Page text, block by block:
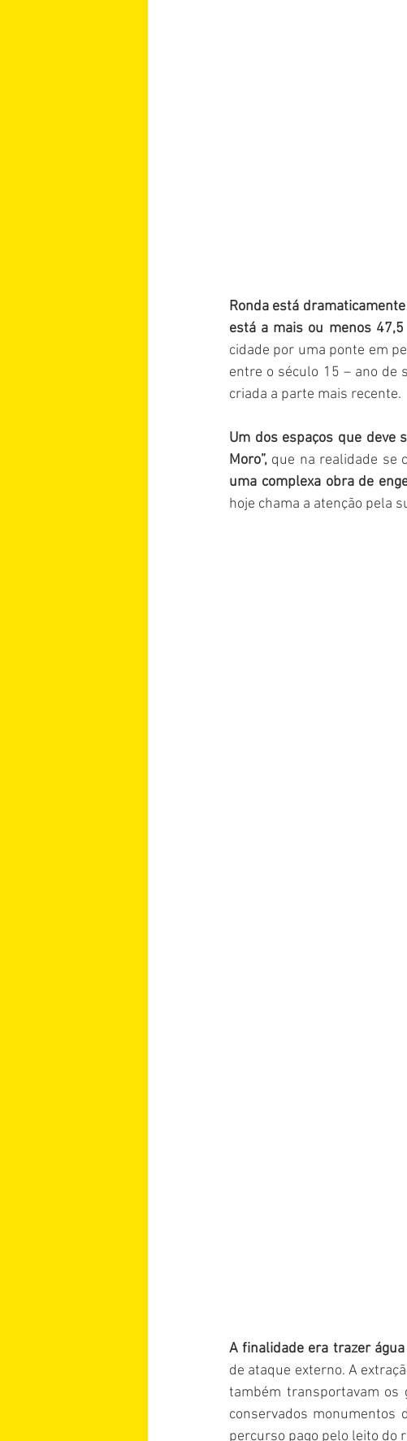
Ronda está
está a mais ou menos
cidade por uma ponte em
entre o século 15 – ano de
criada a parte mais recente.
Um dos espaços que deve
Moro”, que na realidade se
uma complexa obra de
hoje chama a atenção pela
A finalidade era trazer
de ataque externo. A
também transportavam os
conservados monumentos
percurso pago pelo leito do